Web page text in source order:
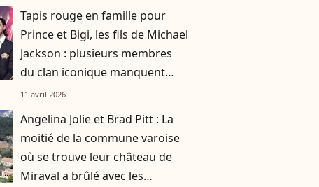
Tapis rouge en famille pour
Prince et Bigi, les fils de Michael
Jackson : plusieurs membres
du clan iconique manquent
pourtant à l'appel
11 avril 2026
Angelina Jolie et Brad Pitt : La
moitié de la commune varoise
où se trouve leur château de
Miraval a brûlé avec les